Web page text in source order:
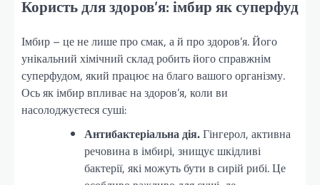
Користь для здоров’я: імбир як суперфуд
Імбир – це не лише про смак, а й про здоров’я. Його
унікальний хімічний склад робить його справжнім
суперфудом, який працює на благо вашого організму.
Ось як імбир впливає на здоров’я, коли ви
насолоджуєтеся суші:
Антибактеріальна дія.Гінгерол, активна
речовина в імбирі, знищує шкідливі
бактерії, які можуть бути в сирій рибі. Це